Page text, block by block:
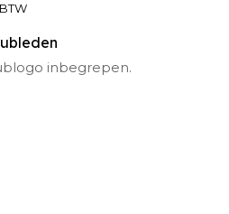
inbegrepen.
niet omgeruild worden.